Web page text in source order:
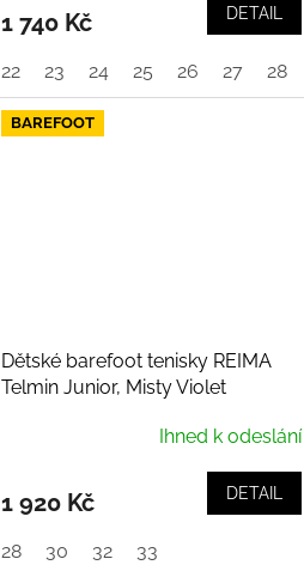
1 740 Kč DETAIL
22 23 24 25 26 27 28
BAREFOOT
Dětské barefoot tenisky REIMA
Telmin Junior, Misty Violet
Ihned k odeslání
1 920 Kč DETAIL
28 30 32 33